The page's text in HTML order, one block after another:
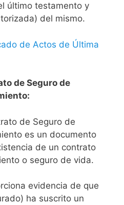
último testamento y
del mismo.
de Actos de Última
de Seguro de
de Seguro de
es un documento
de un contrato
o seguro de vida.
evidencia de que
ha suscrito un